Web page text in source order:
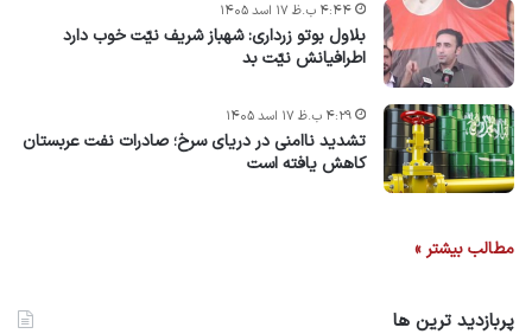
بلاول بوتو زرداری: شهباز شریف نیّت خوب دارد
اطرافیانش نیّت بد
۴:۴۴ ب.ظ ۱۷ اسد ۱۴۰۵
تشدید ناامنی در دریای سرخ؛ صادرات نفت عربستان
کاهش یافته است
۴:۲۹ ب.ظ ۱۷ اسد ۱۴۰۵
مطالب بیشتر »
پربازدید ترین ها